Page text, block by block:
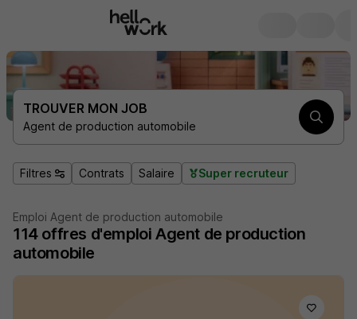
TROUVER MON JOB
Agent de production automobile
Filtres Contrats Salaire Super recruteur
Emploi Agent de production automobile
114 offres d'emploi Agent de production
automobile